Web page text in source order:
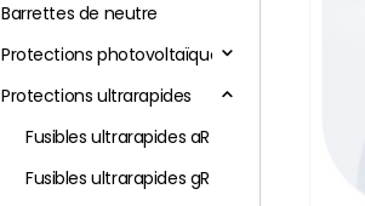
Barrettes de neutre
Protections photovoltaïques
Protections ultrarapides
Fusibles ultrarapides aR
Fusibles ultrarapides gR